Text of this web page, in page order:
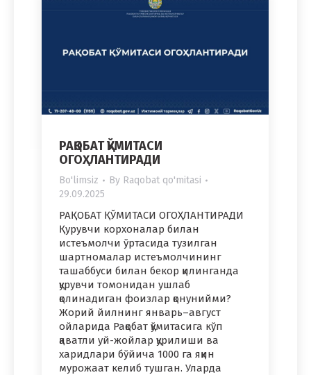
РАҚОБАТ ҚЎМИТАСИ
ОГОҲЛАНТИРАДИ
Bo'limsiz By Raqobat qo'mitasi
29.09.2025
РАҚОБАТ ҚЎМИТАСИ ОГОҲЛАНТИРАДИ
Қурувчи корхоналар билан
истеъмолчи ўртасида тузилган
шартномалар истеъмолчининг
ташаббуси билан бекор қилинганда
қурувчи томонидан ушлаб
қолинадиган фоизлар қонунийми?
Жорий йилнинг январь–август
ойларида Рақобат қўмитасига кўп
қаватли уй-жойлар қурилиши ва
харидлари бўйича 1000 га яқин
мурожаат келиб тушган. Уларда